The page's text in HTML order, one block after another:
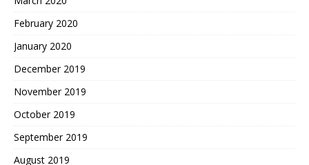
February 2020
January 2020
December 2019
November 2019
October 2019
September 2019
August 2019